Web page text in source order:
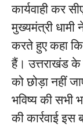
कार्यवाही कर
मुख्यमंत्री धामी
करते हुए कहा
हैं। उत्तराखंड के
को छोड़ा नहीं
भविष्य की सभी
की कार्रवाई